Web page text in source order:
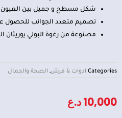
شكل مسطح و جميل بين العيون و
تصميم متعدد الجوانب للحصول
مصنوعة من رغوة البولي يوريثان
Categories ادوات & فرش, الصحة والجمال
10,000د.ع